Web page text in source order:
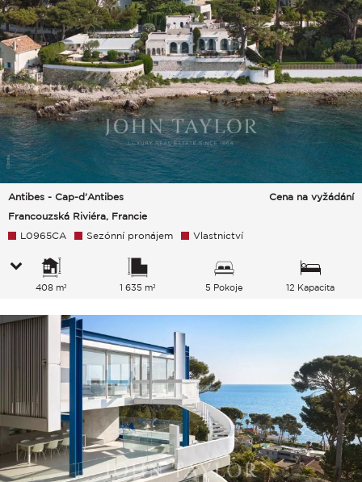
Antibes - Cap-d'Antibes
Francouzská Riviéra, Francie
Cena na vyžádání
L0965CA Sezónní pronájem Vlastnictví
408 m² 1 635 m² 5 Pokoje 12 Kapacita